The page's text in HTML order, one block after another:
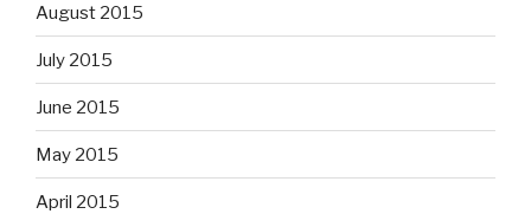
August 2015
July 2015
June 2015
May 2015
April 2015